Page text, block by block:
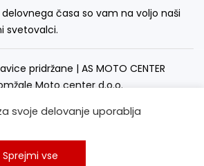
časa so vam na voljo naši
svetovalci.
pridržane | AS MOTO CENTER
Moto center d.o.o.
svoje delovanje uporablja
Sprejmi vse